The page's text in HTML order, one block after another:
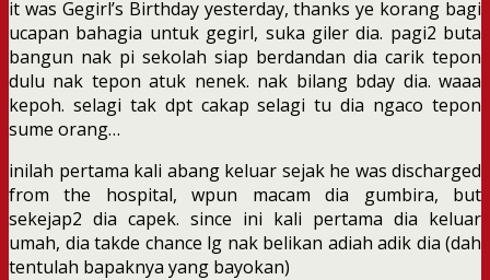
it was Gegirl’s Birthday yesterday, thanks ye korang bagi
ucapan bahagia untuk gegirl, suka giler dia. pagi2 buta
bangun nak pi sekolah siap berdandan dia carik tepon
dulu nak tepon atuk nenek. nak bilang bday dia. waaa
kepoh. selagi tak dpt cakap selagi tu dia ngaco tepon
sume orang…
inilah pertama kali abang keluar sejak he was discharged
from the hospital, wpun macam dia gumbira, but
sekejap2 dia capek. since ini kali pertama dia keluar
umah, dia takde chance lg nak belikan adiah adik dia (dah
tentulah bapaknya yang bayokan)